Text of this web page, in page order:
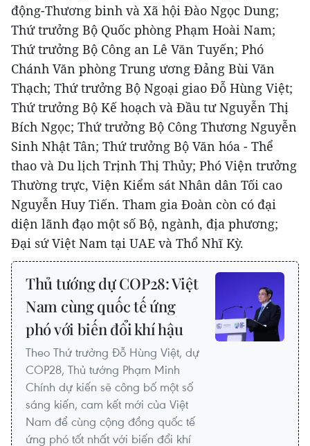
động-Thương binh và Xã hội Đào Ngọc Dung;
Thứ trưởng Bộ Quốc phòng Phạm Hoài Nam;
Thứ trưởng Bộ Công an Lê Văn Tuyến; Phó
Chánh Văn phòng Trung ương Đảng Bùi Văn
Thạch; Thứ trưởng Bộ Ngoại giao Đỗ Hùng Việt;
Thứ trưởng Bộ Kế hoạch và Đầu tư Nguyễn Thị
Bích Ngọc; Thứ trưởng Bộ Công Thương Nguyễn
Sinh Nhật Tân; Thứ trưởng Bộ Văn hóa - Thể
thao và Du lịch Trịnh Thị Thủy; Phó Viện trưởng
Thường trực, Viện Kiểm sát Nhân dân Tối cao
Nguyễn Huy Tiến. Tham gia Đoàn còn có đại
diện lãnh đạo một số Bộ, ngành, địa phương;
Đại sứ Việt Nam tại UAE và Thổ Nhĩ Kỳ.
Thủ tướng dự COP28: Việt
Nam cùng quốc tế ứng
phó với biến đổi khí hậu
Theo Thứ trưởng Đỗ Hùng Việt, dự
COP28, Thủ tướng Phạm Minh
Chính dự kiến sẽ công bố một số
sáng kiến, cam kết mới của Việt
Nam để cùng cộng đồng quốc tế
ứng phó tốt nhất với biến đổi khí